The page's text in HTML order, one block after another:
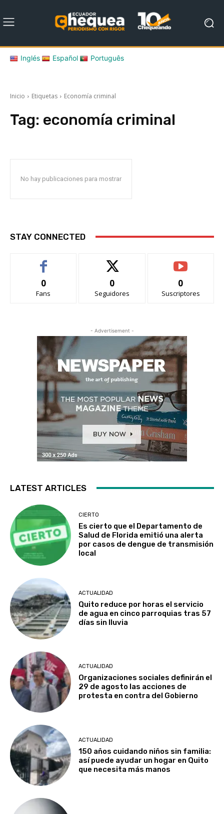
Inglés Español Português
Inicio Etiquetas Economía criminal
Tag: economía criminal
No hay publicaciones para mostrar
STAY CONNECTED
0
Fans
0
Seguidores
0
Suscriptores
- Advertisement -
LATEST ARTICLES
CIERTO
Es cierto que el Departamento de
Salud de Florida emitió una alerta
por casos de dengue de transmisión
local
ACTUALIDAD
Quito reduce por horas el servicio
de agua en cinco parroquias tras 57
días sin lluvia
ACTUALIDAD
Organizaciones sociales definirán el
29 de agosto las acciones de
protesta en contra del Gobierno
ACTUALIDAD
150 años cuidando niños sin familia:
así puede ayudar un hogar en Quito
que necesita más manos